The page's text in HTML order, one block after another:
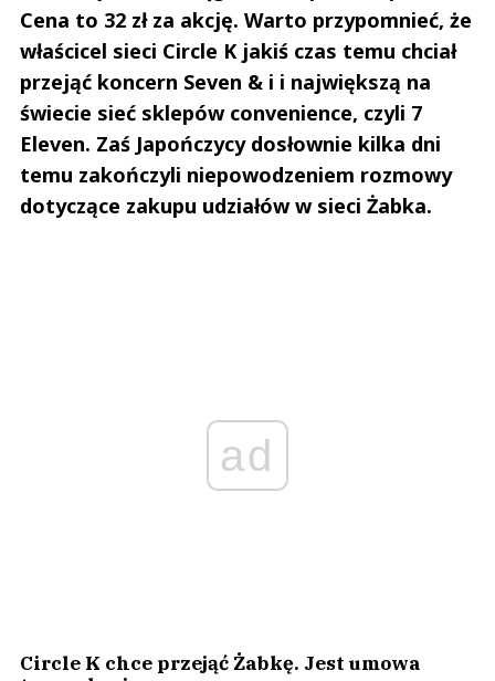
Cena to 32 zł za akcję. Warto przypomnieć, że
właścicel sieci Circle K jakiś czas temu chciał
przejąć koncern Seven & i i największą na
świecie sieć sklepów convenience, czyli 7
Eleven. Zaś Japończycy dosłownie kilka dni
temu zakończyli niepowodzeniem rozmowy
dotyczące zakupu udziałów w sieci Żabka.
ad
Circle K chce przejąć Żabkę. Jest umowa